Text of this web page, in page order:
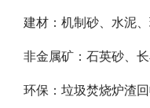
建材：机制砂、水泥
非金属矿：石英砂、
环保：垃圾焚烧炉渣